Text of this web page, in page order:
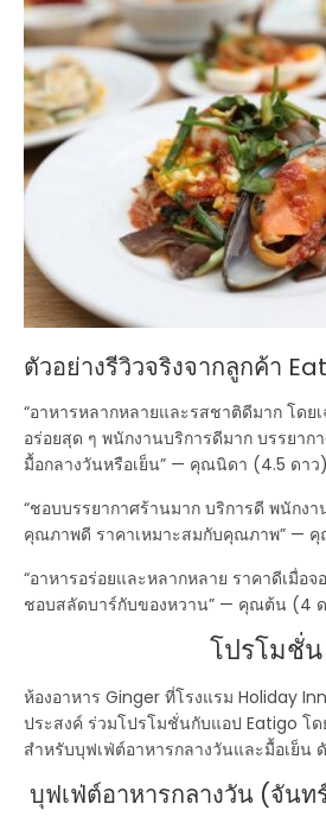
ตัวอย่างรีวิวจริงจากลูกค้า
“อาหารหลากหลายและรสชาติดีมาก โดย
อร่อยสุด ๆ พนักงานบริการดีมาก บรรยาก
มื้อกลางวันหรือเย็น” — คุณนิดา (4.5 ดาว)
“ชอบบรรยากาศร้านมาก บริการดี พนักงา
คุณภาพดี ราคาเหมาะสมกับคุณภาพ” —
“อาหารอร่อยและหลากหลาย ราคาดีเมื่อ
ชอบสลัดบาร์กับของหวาน” — คุณต้น (4
โปรโมชั่น
ห้องอาหาร Ginger ที่โรงแรม Holiday
ประสงค์ ร่วมโปรโมชั่นกับแอป Eatigo โ
สำหรับบุฟเฟ่ต์อาหารกลางวันและมื้อเย็น
บุฟเฟ่ต์อาหารกลางวัน (จันท